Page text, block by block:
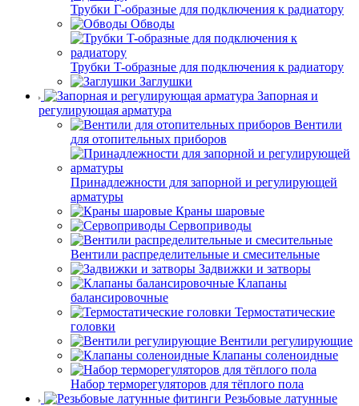
Трубки Г-образные для подключения к радиатору
Обводы
Трубки T-образные для подключения к радиатору
Заглушки
Запорная и
регулирующая арматура
Вентили
для отопительных приборов
Принадлежности для запорной и регулирующей
арматуры
Краны шаровые
Сервоприводы
Вентили распределительные и смесительные
Задвижки и затворы
Клапаны
балансировочные
Термостатические
головки
Вентили регулирующие
Клапаны соленоидные
Набор терморегуляторов для тёплого пола
Резьбовые латунные